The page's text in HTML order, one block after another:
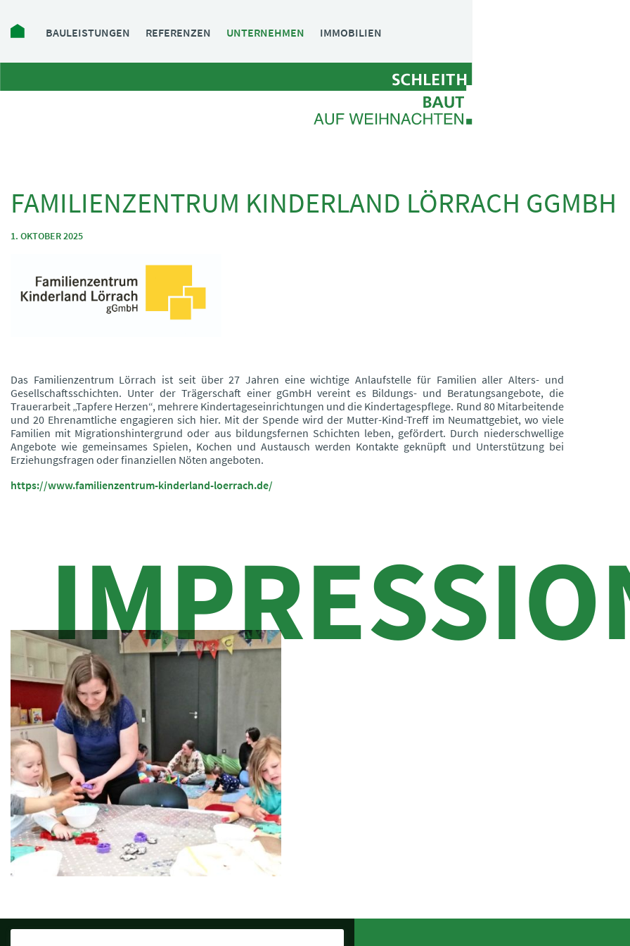
NavigationBAULEISTUNGEN REFERENZEN UNTERNEHMEN IMMOBILIEN
FAMILIENZENTRUM KINDERLAND LÖRRACH GGMBH
1. OKTOBER 2025
Das Familienzentrum Lörrach ist seit über 27 Jahren eine wichtige Anlaufstelle für Familien aller Alters- und
Gesellschaftsschichten. Unter der Trägerschaft einer gGmbH vereint es Bildungs- und Beratungsangebote, die
Trauerarbeit „Tapfere Herzen“, mehrere Kindertageseinrichtungen und die Kindertagespflege. Rund 80 Mitarbeitende
und 20 Ehrenamtliche engagieren sich hier. Mit der Spende wird der Mutter-Kind-Treff im Neumattgebiet, wo viele
Familien mit Migrationshintergrund oder aus bildungsfernen Schichten leben, gefördert. Durch niederschwellige
Angebote wie gemeinsames Spielen, Kochen und Austausch werden Kontakte geknüpft und Unterstützung bei
Erziehungsfragen oder finanziellen Nöten angeboten.
https://www.familienzentrum-kinderland-loerrach.de/